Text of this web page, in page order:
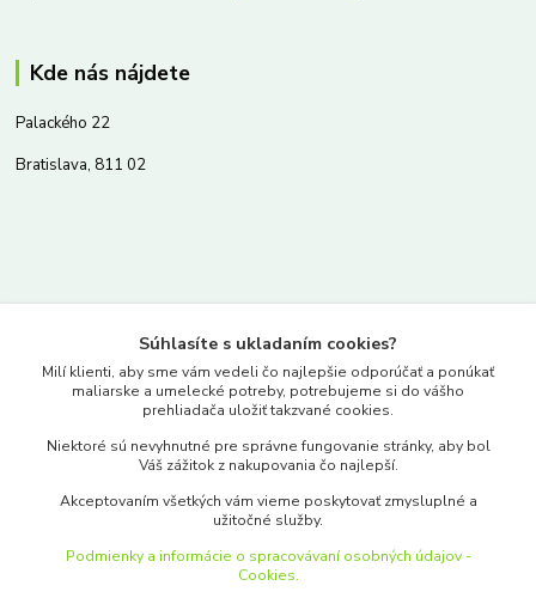
Kde nás nájdete
Palackého 22
Bratislava, 811 02
www.merkantil.sk
Pondelok-Piatok: 9.00-17.00hod.
objednavky@merkantil-obchod.sk
Súhlasíte s ukladaním cookies?
Milí klienti, aby sme vám vedeli čo najlepšie odporúčať a ponúkať
maliarske a umelecké potreby, potrebujeme si do vášho
prehliadača uložiť takzvané cookies.
Niektoré sú nevyhnutné pre správne fungovanie stránky, aby bol
Váš zážitok z nakupovania čo najlepší.
Akceptovaním všetkých vám vieme poskytovať zmysluplné a
užitočné služby.
Podmienky a informácie o spracovávaní osobných údajov -
Cookies.